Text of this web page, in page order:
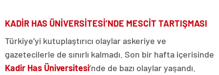
KADİR HAS ÜNİVERSİTESİ’NDE MESCİT TARTIŞMASI
Türkiye’yi kutuplaştırıcı olaylar askeriye ve
gazetecilerle de sınırlı kalmadı. Son bir hafta içerisinde
Kadir Has Üniversitesi’nde de bazı olaylar yaşandı.